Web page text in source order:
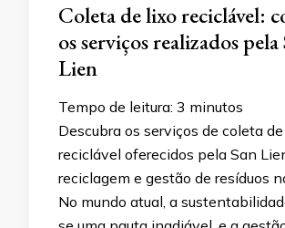
Coleta de lixo reciclável:
os serviços realizados pela
Lien
Tempo de leitura: 3 minutos
Descubra os serviços de coleta
reciclável oferecidos pela San
reciclagem e gestão de resíduos
No mundo atual, a